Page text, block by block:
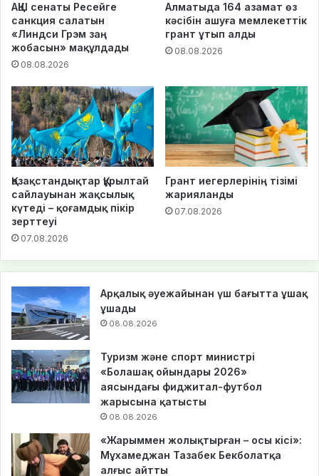
АҚШ сенаты Ресейге
санкция салатын
«Линдси Грэм заң
жобасын» мақұлдады
08.08.2026
Алматыда 164 азамат өз
кәсібін ашуға мемлекеттік
грант ұтып алды
08.08.2026
Қазақстандықтар Құрылтай
сайлауынан жақсылық
күтеді – қоғамдық пікір
зерттеуі
07.08.2026
Грант иегерлерінің тізімі
жарияланды
07.08.2026
Арқалық әуежайынан үш бағытта ұшақ
ұшады
08.08.2026
Туризм және спорт министрі
«Болашақ ойындары 2026»
аясындағы фиджитал-футбол
жарысына қатысты
08.08.2026
«Жарыммен жолықтырған – осы кісі»:
Мұхамеджан Тазабек Бекболатқа
алғыс айтты